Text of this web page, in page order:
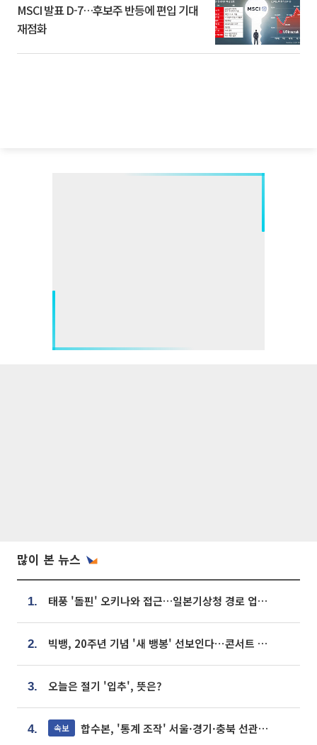
MSCI 발표 D-7…후보주 반등에 편입 기대
재점화
많이 본 뉴스
1. 태풍 '돌핀' 오키나와 접근…일본기상청 경로 업데이트
2. 빅뱅, 20주년 기념 '새 뱅봉' 선보인다⋯콘서트 앞두고 팝업 개최
3. 오늘은 절기 '입추', 뜻은?
4. 속보 합수본, '통계 조작' 서울·경기·충북 선관위 등 추가 압수수색